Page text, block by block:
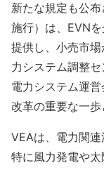
新たな規定も公
施行）は、EVN
提供し、小売市
力システム調整
電力システム運
改革の重要な一歩
VEAは、電力関連
特に風力発電や